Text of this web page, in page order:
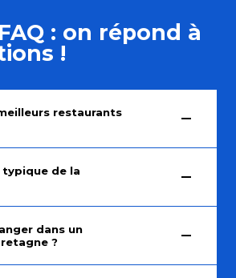
: on répond à
!
restaurants
de la
dans un
?